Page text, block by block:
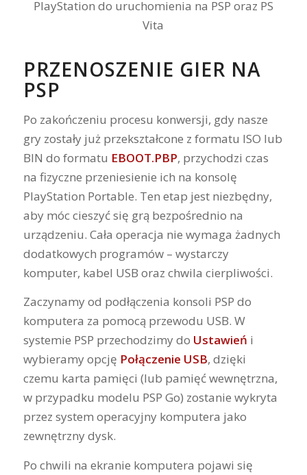
PRZENOSZENIE GIER NA
PSP
Po zakończeniu procesu konwersji, gdy nasze
gry zostały już przekształcone z formatu ISO lub
BIN do formatu EBOOT.PBP, przychodzi czas
na fizyczne przeniesienie ich na konsolę
PlayStation Portable. Ten etap jest niezbędny,
aby móc cieszyć się grą bezpośrednio na
urządzeniu. Cała operacja nie wymaga żadnych
dodatkowych programów – wystarczy
komputer, kabel USB oraz chwila cierpliwości.
Zaczynamy od podłączenia konsoli PSP do
komputera za pomocą przewodu USB. W
systemie PSP przechodzimy do Ustawień i
wybieramy opcję Połączenie USB, dzięki
czemu karta pamięci (lub pamięć wewnętrzna,
w przypadku modelu PSP Go) zostanie wykryta
przez system operacyjny komputera jako
zewnętrzny dysk.
Po chwili na ekranie komputera pojawi się